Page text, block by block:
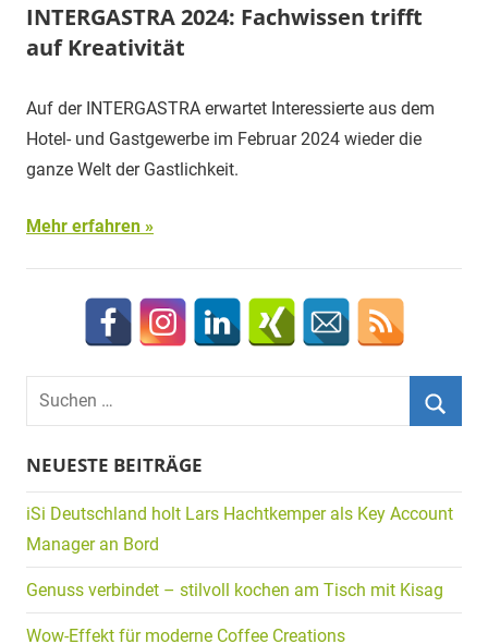
INTERGASTRA 2024: Fachwissen trifft
auf Kreativität
Auf der INTERGASTRA erwartet Interessierte aus dem
Hotel- und Gastgewerbe im Februar 2024 wieder die
ganze Welt der Gastlichkeit.
Mehr erfahren
Suchen
nach:
NEUESTE BEITRÄGE
iSi Deutschland holt Lars Hachtkemper als Key Account
Manager an Bord
Genuss verbindet – stilvoll kochen am Tisch mit Kisag
Wow-Effekt für moderne Coffee Creations